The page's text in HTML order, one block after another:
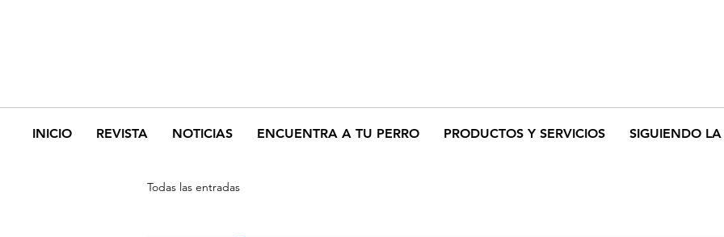
INICIO REVISTA NOTICIAS ENCUENTRA A TU PERRO PRODUCTOS Y SERVICIOS SIGUIENDO LA
Todas las entradas